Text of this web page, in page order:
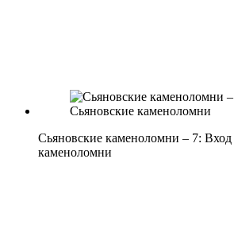
Сьяновские каменоломни – 7:
каменоломни